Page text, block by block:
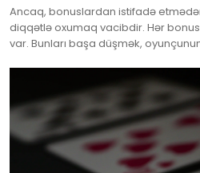
Ancaq, bonuslardan istifadə
diqqətlə oxumaq vacibdir. Hər
var. Bunları başa düşmək,